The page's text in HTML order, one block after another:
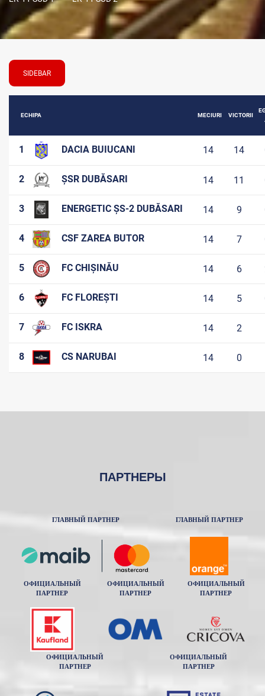
SIDEBAR
ECHIPA MECIURI VICTORII
1 DACIA BUIUCANI 14 14
2 ȘSR DUBĂSARI 14 11
3 ENERGETIC ȘS-2 DUBĂSARI 14 9
4 CSF ZAREA BUTOR 14 7
5 FC CHIȘINĂU 14 6
6 FC FLOREȘTI 14 5
7 FC ISKRA 14 2
8 CS NARUBAI 14 0
ПАРТНЕРЫ
ГЛАВНЫЙ ПАРТНЕР ГЛАВНЫЙ ПАРТНЕР
ОФИЦИАЛЬНЫЙ
ПАРТНЕР
ОФИЦИАЛЬНЫЙ
ПАРТНЕР
ОФИЦИАЛЬНЫЙ
ПАРТНЕР
ОФИЦИАЛЬНЫЙ
ПАРТНЕР
ОФИЦИАЛЬНЫЙ
ПАРТНЕР